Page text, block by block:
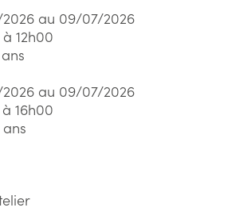
au 09/07/2026
12h00
au 09/07/2026
16h00
ans